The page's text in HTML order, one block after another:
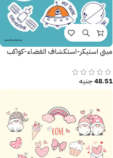
ميني استيكر-استكشاف الفضاء-كواكب
48.51جنيه